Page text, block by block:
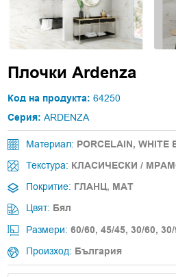
Плочки Ardenza
Код на продукта: 64250
Серия: ARDENZA
Материал: PORCELAIN, WHITE
Текстура: КЛАСИЧЕСКИ /
Покритие: ГЛАНЦ, МАТ
Цвят: Бял
Размери: 60/60, 45/45, 30/60,
Произход: България